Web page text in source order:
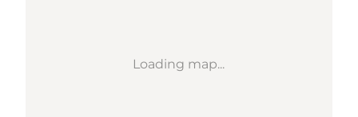
Loading map...